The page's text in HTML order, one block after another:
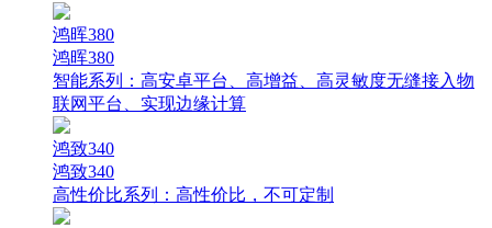
鸿晖380
鸿晖380
智能系列： 高安卓平台、高增益、高灵敏度无缝接入物
联网平台、实现边缘计算
鸿致340
鸿致340
高性价比系列： 高性价比，不可定制